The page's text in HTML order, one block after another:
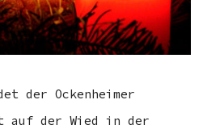
der Ockenheimer
auf der Wied in der